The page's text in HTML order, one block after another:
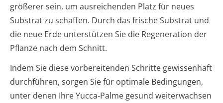
größerer sein, um ausreichenden Platz für neues
Substrat zu schaffen. Durch das frische Substrat und
die neue Erde unterstützen Sie die Regeneration der
Pflanze nach dem Schnitt.
Indem Sie diese vorbereitenden Schritte gewissenhaft
durchführen, sorgen Sie für optimale Bedingungen,
unter denen Ihre Yucca-Palme gesund weiterwachsen